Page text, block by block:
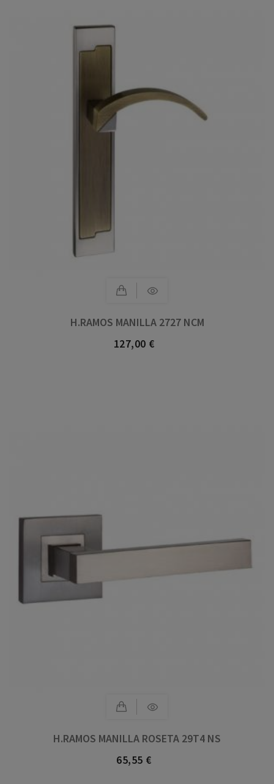
H.RAMOS MANILLA 2727 NCM
Precio
127,00 €
H.RAMOS MANILLA ROSETA 29T4 NS
Precio
65,55 €